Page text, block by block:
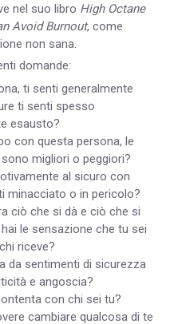
nel suo libro High Octane
Avoid Burnout, come
non sana.
domande:
ti senti generalmente
ti senti spesso
esausto?
con questa persona, le
migliori o peggiori?
al sicuro con
minacciato o in pericolo?
ciò che si dà e ciò che si
le sensazione che tu sei
riceve?
da sentimenti di sicurezza
e angoscia?
con chi sei tu?
cambiare qualcosa di te